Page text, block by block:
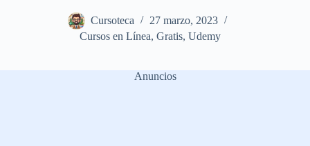
Cursoteca
27 marzo, 2023
Cursos en Línea,Gratis,Udemy
Anuncios